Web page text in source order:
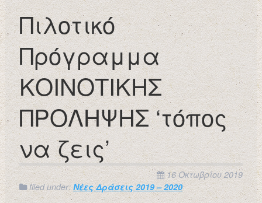
Πιλοτικό
Πρόγραμμα
ΚΟΙΝΟΤΙΚΗΣ
ΠΡΟΛΗΨΗΣ ‘τόπος
να ζεις’
16 Οκτωβρίου 2019
filed under:Νέες Δράσεις 2019 – 2020